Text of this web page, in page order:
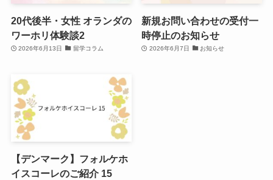
20代後半・女性 オランダの
ワーホリ体験談2
2026年6月13日 留学コラム
新規お問い合わせの受付一
時停止のお知らせ
2026年6月7日 お知らせ
【デンマーク】フォルケホ
イスコーレのご紹介 15